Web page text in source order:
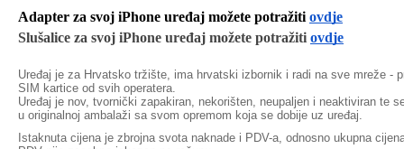
Adapter za svoj iPhone uređaj možete potražitiovdje
Slušalice za svoj iPhone uređaj možete potražiti ovdje
Uređaj je za Hrvatsko tržište, ima hrvatski izbornik i radi na sve mreže -
SIM kartice od svih operatera.
Uređaj je nov, tvornički zapakiran, nekorišten, neupaljen i neaktiviran te
u originalnoj ambalaži sa svom opremom koja se dobije uz uređaj.
Istaknuta cijena je zbrojna svota naknade i PDV-a, odnosno ukupna